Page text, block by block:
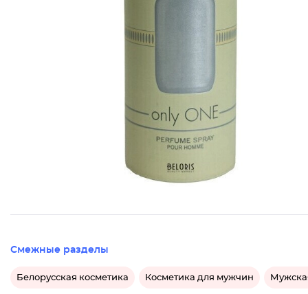
Смежные разделы
Белорусская косметика Косметика для мужчин